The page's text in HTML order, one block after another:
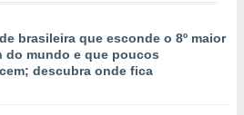
brasileira que esconde o 8º maior
do mundo e que poucos
descubra onde fica